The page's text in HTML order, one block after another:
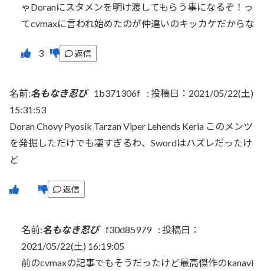
ゃDoranにスタメンを明け渡してもらう事になるぞ！っ
てcvmaxに言われ始めたのが仲違いのキッカケだからな
返信
名前:名もなき忍び 1b371306f : 投稿日：2021/05/22(土)
15:31:53
Doran Chovy Pyosik Tarzan Viper Lehends Keria このメンツ
を発掘しただけでも凄すぎるわ、Swordはハズレだったけ
ど
返信
名前:名もなき忍び f30d85979 : 投稿日：
2021/05/22(土) 16:19:05
前のcvmaxの記事でもそうだったけど最高傑作のkanavi